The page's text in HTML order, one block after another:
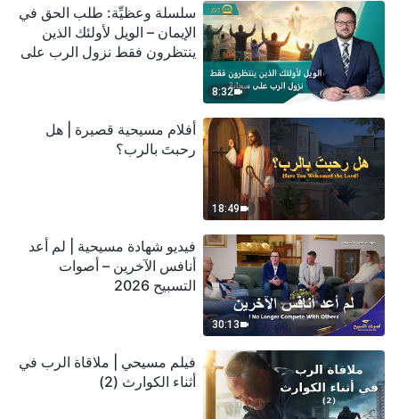
8:32
سلسلة وعظيِّة: طلب الحق في
الإيمان – الويل لأولئك الذين
ينتظرون فقط نزول الرب على
18:49
أفلام مسيحية قصيرة | هل
رحبتَ بالرب؟
30:13
فيديو شهادة مسيحية | لم أعد
أنافس الآخرين – أصوات
التسبيح 2026
فيلم مسيحي | ملاقاة الرب في
أثناء الكوارث (2)